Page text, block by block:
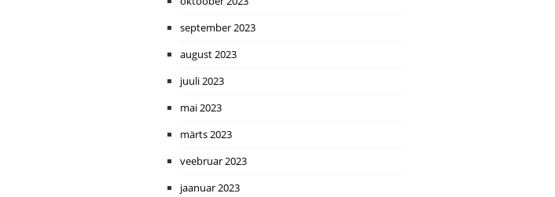
september 2023
august 2023
juuli 2023
mai 2023
märts 2023
veebruar 2023
jaanuar 2023